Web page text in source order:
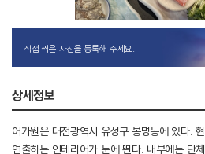
직접 찍은 사진을 등록해 주세요.
상세정보
어가원은 대전광역시 유성구 봉명동에 있다.
연출하는 인테리어가 눈에 띈다. 내부에는 단